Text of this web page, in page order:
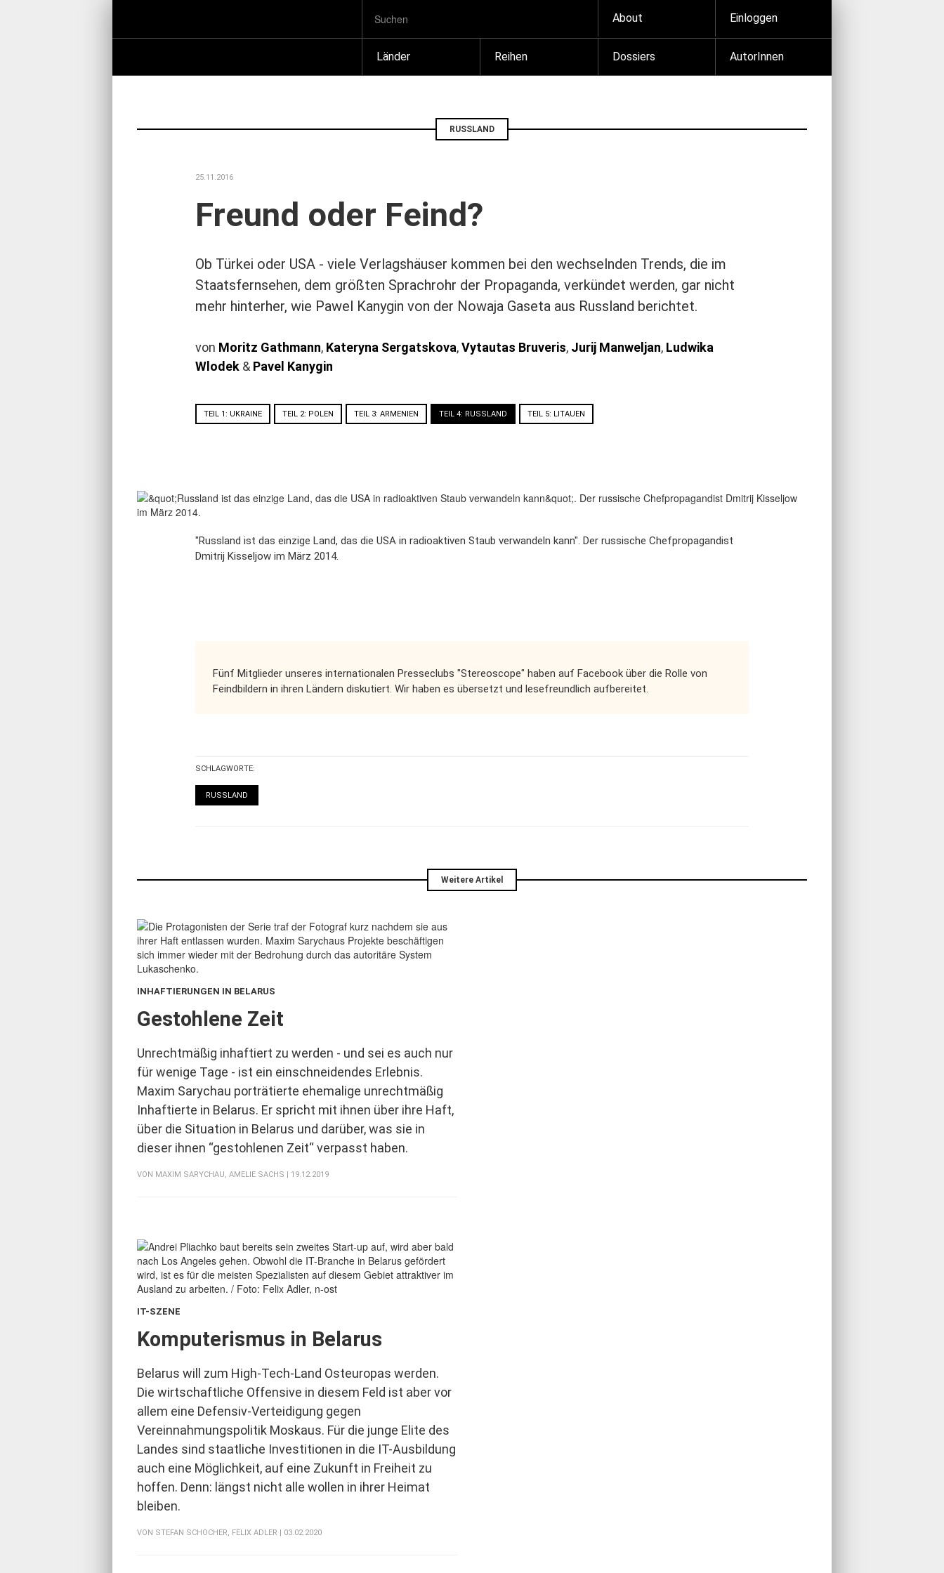
springen
About Einloggen
Länder Reihen Dossiers AutorInnen
RUSSLAND
25.11.2016
Freund oder Feind?
Ob Türkei oder USA - viele Verlagshäuser kommen bei den wechselnden Trends, die im
Staatsfernsehen, dem größten Sprachrohr der Propaganda, verkündet werden, gar nicht
mehr hinterher, wie Pawel Kanygin von der Nowaja Gaseta aus Russland berichtet.
von Moritz Gathmann, Kateryna Sergatskova,Vytautas Bruveris, Jurij Manweljan, Ludwika
Wlodek & Pavel Kanygin
TEIL 1: UKRAINE TEIL 2: POLEN TEIL 3: ARMENIEN TEIL 4: RUSSLAND TEIL 5: LITAUEN
"Russland ist das einzige Land, das die USA in radioaktiven Staub verwandeln kann". Der russische Chefpropagandist
Dmitrij Kisseljow im März 2014.
Fünf Mitglieder unseres internationalen Presseclubs "Stereoscope" haben auf Facebook über die Rolle von
Feindbildern in ihren Ländern diskutiert. Wir haben es übersetzt und lesefreundlich aufbereitet.
SCHLAGWORTE:
RUSSLAND
Weitere Artikel
INHAFTIERUNGEN IN BELARUS
Gestohlene Zeit
Unrechtmäßig inhaftiert zu werden - und sei es auch nur
für wenige Tage - ist ein einschneidendes Erlebnis.
Maxim Sarychau porträtierte ehemalige unrechtmäßig
Inhaftierte in Belarus. Er spricht mit ihnen über ihre Haft,
über die Situation in Belarus und darüber, was sie in
dieser ihnen “gestohlenen Zeit“ verpasst haben.
VON MAXIM SARYCHAU, AMELIE SACHS | 19.12.2019
IT-SZENE
Komputerismus in Belarus
Belarus will zum High-Tech-Land Osteuropas werden.
Die wirtschaftliche Offensive in diesem Feld ist aber vor
allem eine Defensiv-Verteidigung gegen
Vereinnahmungspolitik Moskaus. Für die junge Elite des
Landes sind staatliche Investitionen in die IT-Ausbildung
auch eine Möglichkeit, auf eine Zukunft in Freiheit zu
hoffen. Denn: längst nicht alle wollen in ihrer Heimat
bleiben.
VON STEFAN SCHOCHER, FELIX ADLER | 03.02.2020